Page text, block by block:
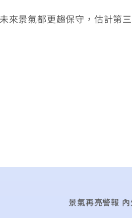
景氣都更趨保守，估計第
景氣再亮警報